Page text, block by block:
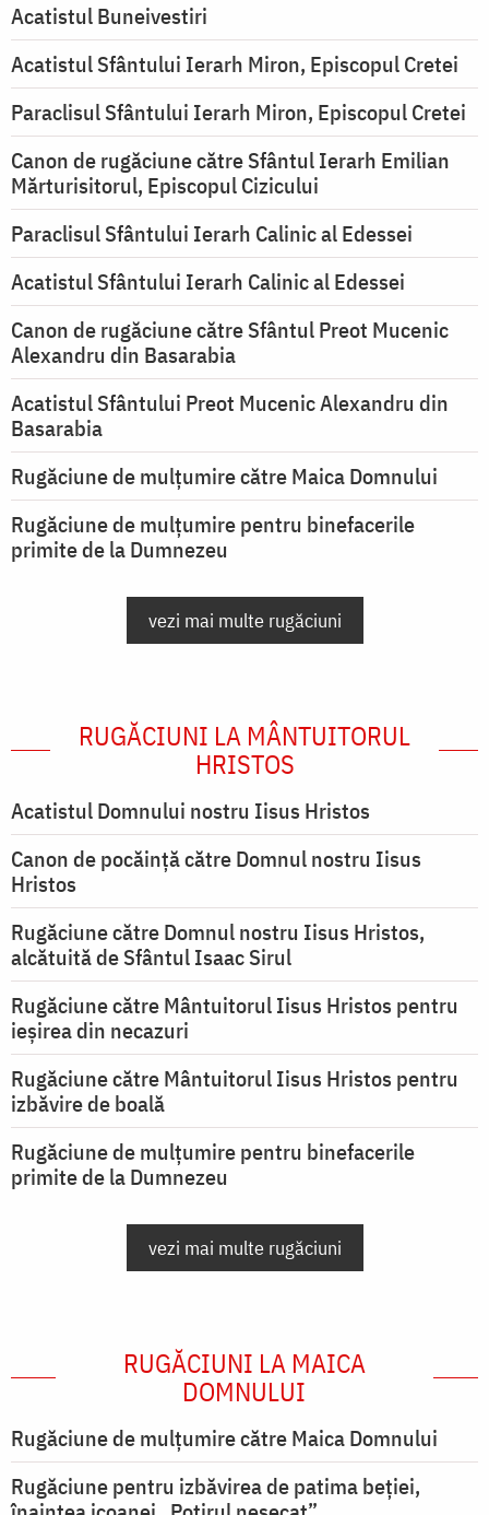
Acatistul Buneivestiri
Acatistul Sfântului Ierarh Miron, Episcopul Cretei
Paraclisul Sfântului Ierarh Miron, Episcopul Cretei
Canon de rugăciune către Sfântul Ierarh Emilian
Mărturisitorul, Episcopul Cizicului
Paraclisul Sfântului Ierarh Calinic al Edessei
Acatistul Sfântului Ierarh Calinic al Edessei
Canon de rugăciune către Sfântul Preot Mucenic
Alexandru din Basarabia
Acatistul Sfântului Preot Mucenic Alexandru din
Basarabia
Rugăciune de mulţumire către Maica Domnului
Rugăciune de mulțumire pentru binefacerile
primite de la Dumnezeu
vezi mai multe rugăciuni
RUGĂCIUNI LA MÂNTUITORUL
HRISTOS
Acatistul Domnului nostru Iisus Hristos
Canon de pocăință către Domnul nostru Iisus
Hristos
Rugăciune către Domnul nostru Iisus Hristos,
alcătuită de Sfântul Isaac Sirul
Rugăciune către Mântuitorul Iisus Hristos pentru
ieşirea din necazuri
Rugăciune către Mântuitorul Iisus Hristos pentru
izbăvire de boală
Rugăciune de mulțumire pentru binefacerile
primite de la Dumnezeu
vezi mai multe rugăciuni
RUGĂCIUNI LA MAICA
DOMNULUI
Rugăciune de mulţumire către Maica Domnului
Rugăciune pentru izbăvirea de patima beției,